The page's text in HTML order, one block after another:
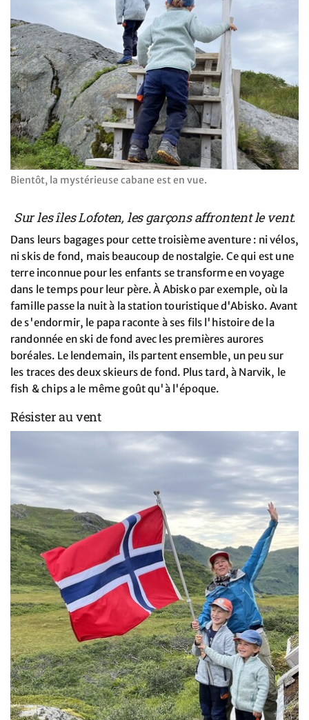
Bientôt, la mystérieuse cabane est en vue.
Sur les îles Lofoten, les garçons affrontent le vent.
Dans leurs bagages pour cette troisième aventure : ni vélos,
ni skis de fond, mais beaucoup de nostalgie. Ce qui est une
terre inconnue pour les enfants se transforme en voyage
dans le temps pour leur père. À Abisko par exemple, où la
famille passe la nuit à la station touristique d'Abisko. Avant
de s'endormir, le papa raconte à ses fils l'histoire de la
randonnée en ski de fond avec les premières aurores
boréales. Le lendemain, ils partent ensemble, un peu sur
les traces des deux skieurs de fond. Plus tard, à Narvik, le
fish & chips a le même goût qu'à l'époque.
Résister au vent